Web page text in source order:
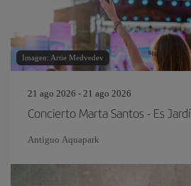
Imagen: Artie Medvedev
21 ago 2026 - 21 ago 2026
Concierto Marta Santos - Es Jardí
Antiguo Aquapark